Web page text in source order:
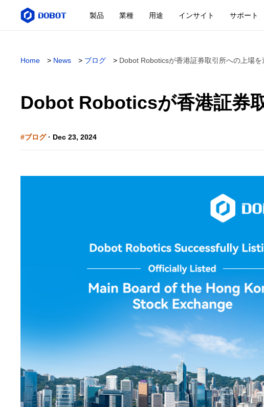
製品 業種 用途 インサイト サポート
Home > News > ブログ > Dobot Roboticsが香港証券取引所への上場を
Dobot Roboticsが香港証券
#ブログ· Dec 23, 2024